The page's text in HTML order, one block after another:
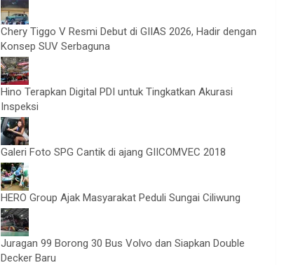
Chery Tiggo V Resmi Debut di GIIAS 2026, Hadir dengan
Konsep SUV Serbaguna
Hino Terapkan Digital PDI untuk Tingkatkan Akurasi
Inspeksi
Galeri Foto SPG Cantik di ajang GIICOMVEC 2018
HERO Group Ajak Masyarakat Peduli Sungai Ciliwung
Juragan 99 Borong 30 Bus Volvo dan Siapkan Double
Decker Baru